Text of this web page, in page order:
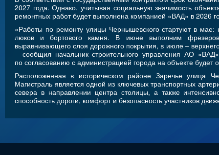
2027 года. Однако, учитывая социальную значимость
ремонтных работ будет выполнена компанией «ВАД» в 2026
«Работы по ремонту улицы Чернышевского стартуют в
люков и бортового камня. В июне выполним
выравнивающего слоя дорожного покрытия, в июле –
– сообщил начальник строительного управления АО
по согласованию с администрацией города на объекте
Расположенная в историческом районе Заречье улица
Магистраль является одной из ключевых транспортных
севера в направлении центра столицы, а также
способность дороги, комфорт и безопасность участников